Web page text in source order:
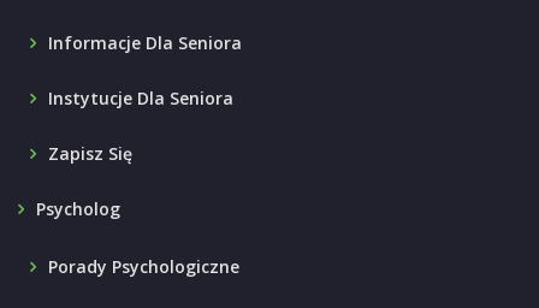
Informacje Dla Seniora
Instytucje Dla Seniora
Zapisz Się
Psycholog
Porady Psychologiczne